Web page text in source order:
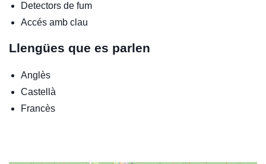
Detectors de fum
Accés amb clau
Llengües que es parlen
Anglès
Castellà
Francès